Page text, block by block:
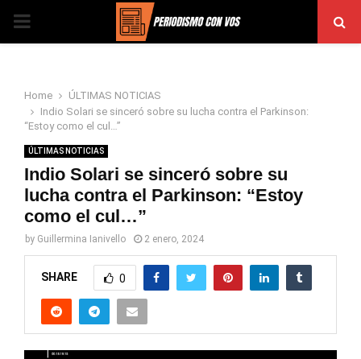
PRIMARY
Home
ÚLTIMAS NOTICIAS
Indio Solari se sinceró sobre su lucha contra el Parkinson:
“Estoy como el cul…”
ÚLTIMAS NOTICIAS
Indio Solari se sinceró sobre su
lucha contra el Parkinson: “Estoy
como el cul…”
by Guillermina Ianivello 2 enero, 2024
SHARE 0